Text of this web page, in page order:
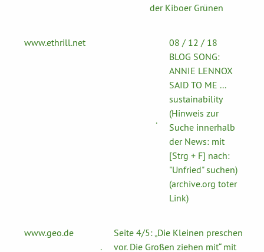
der Kiboer Grünen
www.ethrill.net
.
08 / 12 / 18
BLOG SONG:
ANNIE LENNOX
SAID TO ME ...
sustainability
(Hinweis zur
Suche innerhalb
der News: mit
[Strg + F] nach:
"Unfried" suchen)
(archive.org toter
Link)
www.geo.de
.
Seite 4/5: „Die Kleinen preschen
vor. Die Großen ziehen mit“ mit